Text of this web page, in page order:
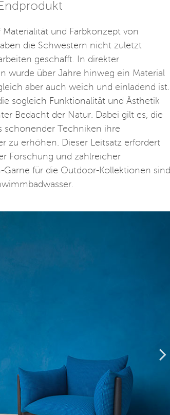
und Farbkonzept von
die Schwestern nicht zuletzt
geschafft. In direkter
wurde über Jahre hinweg ein Material
aber auch weich und einladend ist.
sogleich Funktionalität und Ästhetik
Bedacht der Natur. Dabei gilt es, die
schonender Techniken ihre
zu erhöhen. Dieser Leitsatz erfordert
Forschung und zahlreicher
Garne für die Outdoor-Kollektionen sind